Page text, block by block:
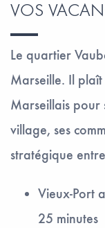
VOS
Le quartier
Marseille. Il
Marseillais pour
village, ses
stratégique
Vieux-Port
25 minutes